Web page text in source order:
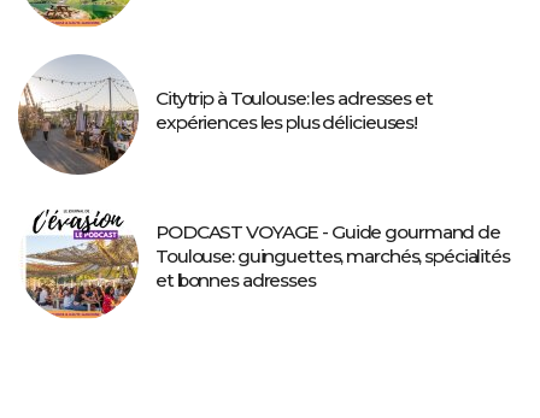
Citytrip à Toulouse: les adresses et
expériences les plus délicieuses!
PODCAST VOYAGE - Guide gourmand de
Toulouse: guinguettes, marchés, spécialités
et bonnes adresses